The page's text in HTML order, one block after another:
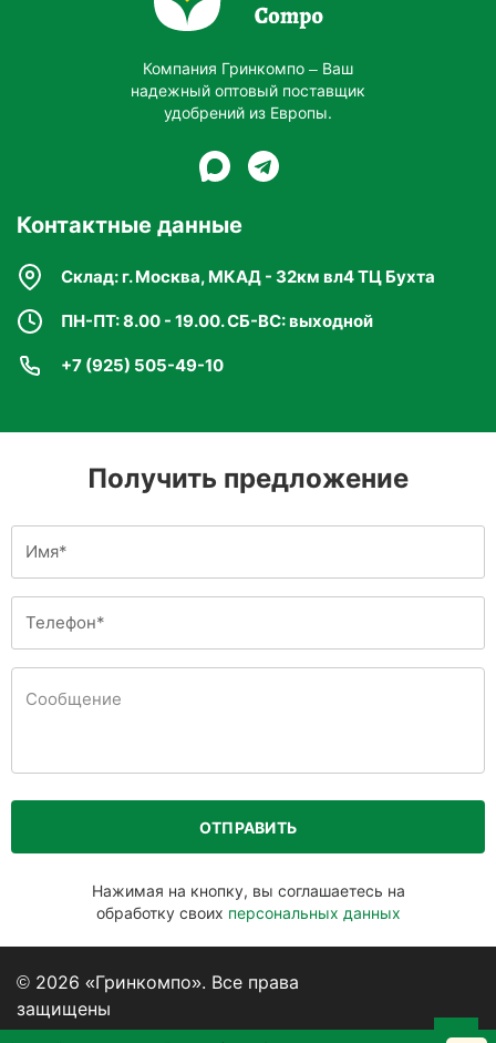
улучшая их вкус, размер и устойчивость к
заболеваниям.
Подходит для большинства культур:
использовать как для овощных, так и для
Поддержка растений в стрессовые периоды:
Обогащение почвы фосфором и калием
Компания Гринкомпо – Ваш
надежный оптовый поставщик
удобрений из Европы.
Контактные данные
Склад: г. Москва, МКАД - 32км вл4 ТЦ Бухта
ПН-ПТ: 8.00 - 19.00. СБ-ВС: выходной
+7 (925) 505-49-10
Получить предложение
ОТПРАВИТЬ
Нажимая на кнопку, вы соглашаетесь на
обработку своих персональных данных
© 2026 «Гринкомпо». Все права
защищены